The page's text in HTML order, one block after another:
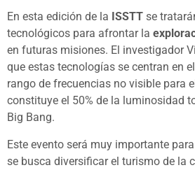
En esta edición de la ISSTT se
tecnológicos para afrontar la
en futuras misiones. El investigador
que estas tecnologías se centran en el
rango de frecuencias no visible para
constituye el 50% de la luminosidad
Big Bang.
Este evento será muy importante para
se busca diversificar el turismo de la